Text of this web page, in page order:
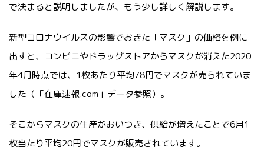
で決まると説明しましたが、もう少し詳しく解説します。
新型コロナウイルスの影響でおきた「マスク」の価格を例に
出すと、コンビニやドラッグストアからマスクが消えた2020
年4月時点では、1枚あたり平均78円でマスクが売られていま
した（「在庫速報.com」データ参照）。
そこからマスクの生産がおいつき、供給が増えたことで6月1
枚当たり平均20円でマスクが販売されています。